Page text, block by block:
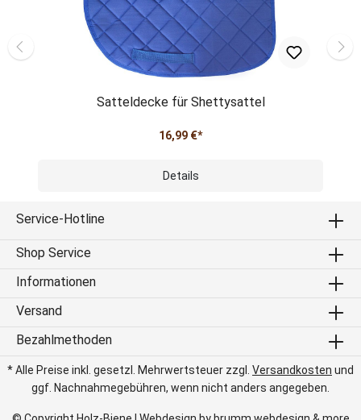
Satteldecke für Shettysattel
16,99 €*
Details
Service-Hotline
Shop Service
Informationen
Versand
Bezahlmethoden
* Alle Preise inkl. gesetzl. Mehrwertsteuer zzgl. Versandkosten und
ggf. Nachnahmegebühren, wenn nicht anders angegeben.